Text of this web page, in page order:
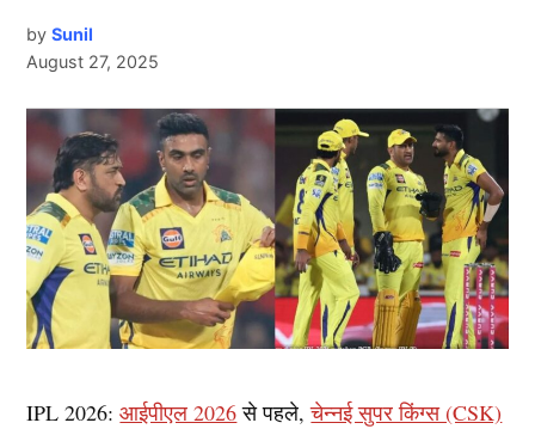
by Sunil
August 27, 2025
IPL 2026:आईपीएल 2026से पहले,चेन्नई सुपर किंग्स (CSK)